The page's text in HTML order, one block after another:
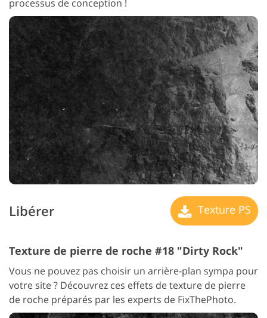
processus de conception !
Libérer Texture PS
Texture de pierre de roche #18 "Dirty Rock"
Vous ne pouvez pas choisir un arrière-plan sympa pour
votre site ? Découvrez ces effets de texture de pierre
de roche préparés par les experts de FixThePhoto.